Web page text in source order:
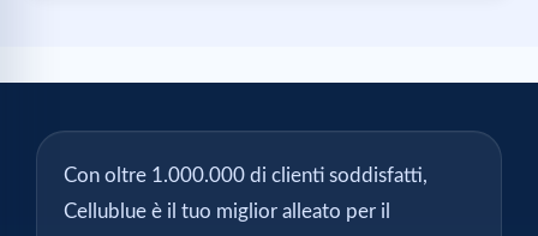
Con oltre 1.000.000 di clienti soddisfatti,
Cellublue è il tuo miglior alleato per il